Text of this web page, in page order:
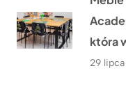
która
29